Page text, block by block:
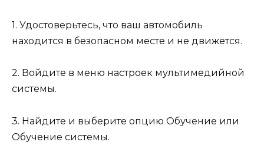
1. Удостоверьтесь, что ваш автомобиль
находится в безопасном месте и не движется.
2. Войдите в меню настроек мультимедийной
системы.
3. Найдите и выберите опцию Обучение или
Обучение системы.